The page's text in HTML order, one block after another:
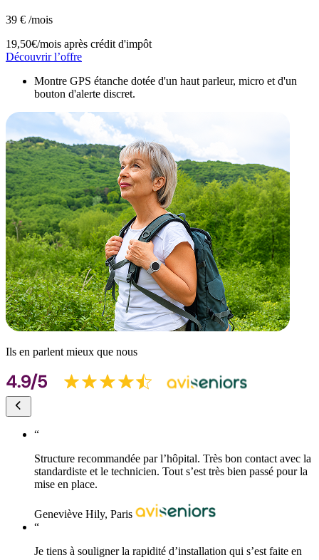
39 € /mois
19,50€/mois après crédit d'impôt
Découvrir l’offre
Montre GPS étanche dotée d'un haut parleur, micro et d'un
bouton d'alerte discret.
Ils en parlent mieux que nous
“
Structure recommandée par l’hôpital. Très bon contact avec la
standardiste et le technicien. Tout s’est très bien passé pour la
mise en place.
Geneviève Hily, Paris
“
Je tiens à souligner la rapidité d’installation qui s’est faite en